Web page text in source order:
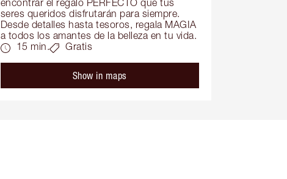
encontrar el regalo PERFECTO que tus
seres queridos disfrutarán para siempre.
Desde detalles hasta tesoros, regala MAGIA
a todos los amantes de la belleza en tu vida.
15 min.
Gratis
Show in maps